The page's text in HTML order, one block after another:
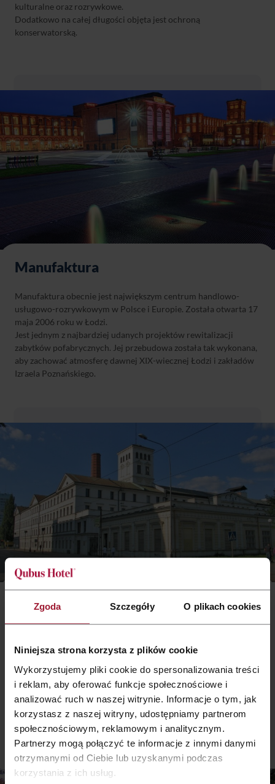
Zgoda Szczegóły O plikach cookies
Niniejsza strona korzysta z plików cookie
Wykorzystujemy pliki cookie do spersonalizowania treści
i reklam, aby oferować funkcje społecznościowe i
analizować ruch w naszej witrynie. Informacje o tym, jak
korzystasz z naszej witryny, udostępniamy partnerom
społecznościowym, reklamowym i analitycznym.
Partnerzy mogą połączyć te informacje z innymi danymi
otrzymanymi od Ciebie lub uzyskanymi podczas
korzystania z ich usług.
kulturalne oraz rozrywkowe.
Dodatkowo na całej długości objęta jest ochroną
konserwatorską.
Manufaktura
Manufaktura obecnie jest największym centrum handlowo-
usługowo-rozrywkowym w Polsce i Europie. Została otwarta 17
maja 2006 roku w Łodzi.
Jest jednym z najbardziej udanych projektów rewitalizacji
zabytków pofabrycznych. Jej przebudowa została tak wykonana,
aby zachować atmosferę dawnej XIX-wiecznej Łodzi i zakładów
Izraela Poznańskiego.
Centralne Muzeum Włókiennictwa
przez Ludwika Geyera.
Była to pierwsza w Łodzi „fabryka wielowydziałowa”. Jako
pierwsza w Polsce posiadała mechaniczną przędzalnię, tkalnię i
drukarnię bawełny oraz maszynę parową.
Dzięki zgromadzonym przez muzeum zbiorom można poznać
włókienniczy proces produkcyjny od podstaw.